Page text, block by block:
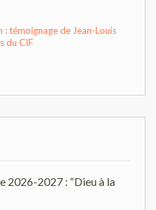
: témoignage de Jean-Louis
du CIF
2026-2027 : “Dieu à la